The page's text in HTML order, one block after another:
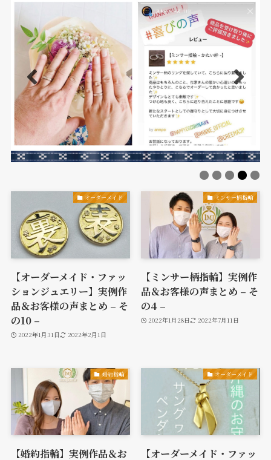
オーダーメイド
【オーダーメイド・ファッ
ションジュエリー】実例作
品＆お客様の声まとめ – そ
の10 –
2022年1月31日 2022年2月1日
ミンサー柄指輪
【ミンサー柄指輪】実例作
品＆お客様の声まとめ – そ
の4 –
2022年1月28日 2022年7月11日
婚約指輪
【婚約指輪】実例作品＆お
オーダーメイド
【オーダーメイド・ファッ